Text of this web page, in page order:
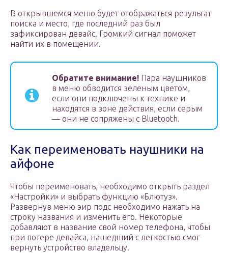
В открывшемся меню будет отображаться результат
поиска и место, где последний раз был
зафиксирован девайс. Громкий сигнал поможет
найти их в помещении.
Обратите внимание! Пара наушников
в меню обводится зеленым цветом,
если они подключены к технике и
находятся в зоне действия, если серым
— они не сопряжены с Bluetooth.
Как переименовать наушники на
айфоне
Чтобы переименовать, необходимо открыть раздел
«Настройки» и выбрать функцию «Блютуз».
Развернув меню эир подс необходимо нажать на
строку названия и изменить его. Некоторые
добавляют в название свой номер телефона, чтобы
при потере девайса, нашедший с легкостью смог
вернуть устройство владельцу.